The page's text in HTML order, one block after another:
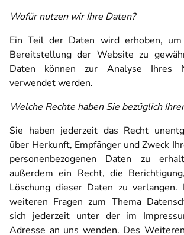
Wofür nutzen wir Ihre Daten?
Ein Teil der Daten wird erhoben,
Bereitstellung der Website zu
Daten können zur Analyse Ihres
verwendet werden.
Welche Rechte haben Sie bezüglich
Sie haben jederzeit das Recht
über Herkunft, Empfänger und Zweck
personenbezogenen Daten zu
außerdem ein Recht, die
Löschung dieser Daten zu verlangen.
weiteren Fragen zum Thema
sich jederzeit unter der im
Adresse an uns wenden. Des